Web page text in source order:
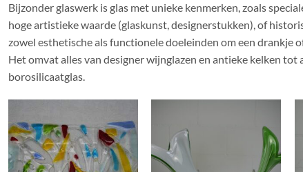
Bijzonder glaswerk is glas met unieke kenmerken, zoals
hoge artistieke waarde (glaskunst, designerstukken), of
zowel esthetische als functionele doeleinden om een drankje
Het omvat alles van designer wijnglazen en antieke kelken
borosilicaatglas.
Toevoegen
aan
wenslijst
Toevoegen
wenslijst